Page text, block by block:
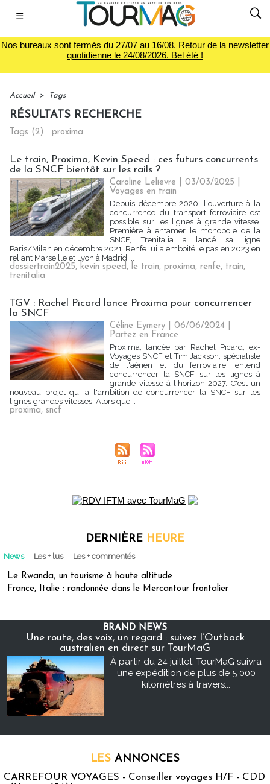
☰
Nos bureaux sont fermés du 27/07 au 16/08. Retour de la newsletter
quotidienne le 24/08/2026. Bel été !
Accueil > Tags
RÉSULTATS RECHERCHE
Tags (2) : proxima
Le train, Proxima, Kevin Speed : ces futurs concurrents
de la SNCF bientôt sur les rails ?
Caroline Lelievre | 03/03/2025
Voyages en train
Depuis décembre 2020, l'ouverture à la
concurrence du transport ferroviaire est
possible sur les lignes à grande vitesse.
Première à entamer le monopole de la
SNCF, Trenitalia a lancé sa ligne
Paris/Milan en décembre 2021. Renfe lui a emboité le pas en 2023 en
reliant Marseille et Lyon à Madrid....
dossiertrain2025, kevin speed, le train, proxima, renfe, train,
trenitalia
TGV : Rachel Picard lance Proxima pour concurrencer
la SNCF
Céline Eymery | 06/06/2024
Partez en France
Proxima, lancée par Rachel Picard, ex-
Voyages SNCF et Tim Jackson, spécialiste
de l'aérien et du ferroviaire, entend
concurrencer la SNCF sur les lignes à
grande vitesse à l'horizon 2027. C'est un
nouveau projet qui a l'ambition de concurrencer la SNCF sur les
lignes grandes vitesses. Alors que...
proxima, sncf
DERNIÈRE HEURE
News Les + lus Les + commentés
Le Rwanda, un tourisme à haute altitude
France, Italie : randonnée dans le Mercantour frontalier
BRAND NEWS
Une route, des voix, un regard : suivez l’Outback
australien en direct sur TourMaG
À partir du 24 juillet, TourMaG suivra
une expédition de plus de 5 000
kilomètres à travers...
LES ANNONCES
CARREFOUR VOYAGES - Conseiller voyages H/F - CDD